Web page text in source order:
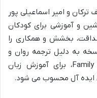
و امیر اسماعیلی پور
و آموزشی برای کودکان
بخشش و همکاری را
به دلیل ترجمه روان و
جایگاهش در مجموعه Family and Friends، برای آموزش زبان
ایده آل محسوب می شود.